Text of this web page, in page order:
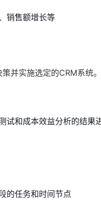
销售额增长等
并实施选定的CRM系统
试和成本效益分析的结果
的任务和时间节点